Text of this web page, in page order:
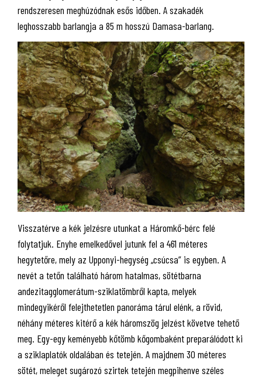
rendszeresen meghúzódnak esős időben. A szakadék
leghosszabb barlangja a 85 m hosszú Damasa-barlang.
Visszatérve a kék jelzésre utunkat a Háromkő-bérc felé
folytatjuk. Enyhe emelkedővel jutunk fel a 461 méteres
hegytetőre, mely az Upponyi-hegység „csúcsa” is egyben. A
nevét a tetőn található három hatalmas, sötétbarna
andezitagglomerátum-sziklatömbről kapta, melyek
mindegyikéről felejthetetlen panoráma tárul elénk, a rövid,
néhány méteres kitérő a kék háromszög jelzést követve tehető
meg. Egy-egy keményebb kőtömb kőgombaként preparálódott ki
a sziklaplatók oldalában és tetején. A majdnem 30 méteres
sötét, meleget sugározó szirtek tetején megpihenve széles